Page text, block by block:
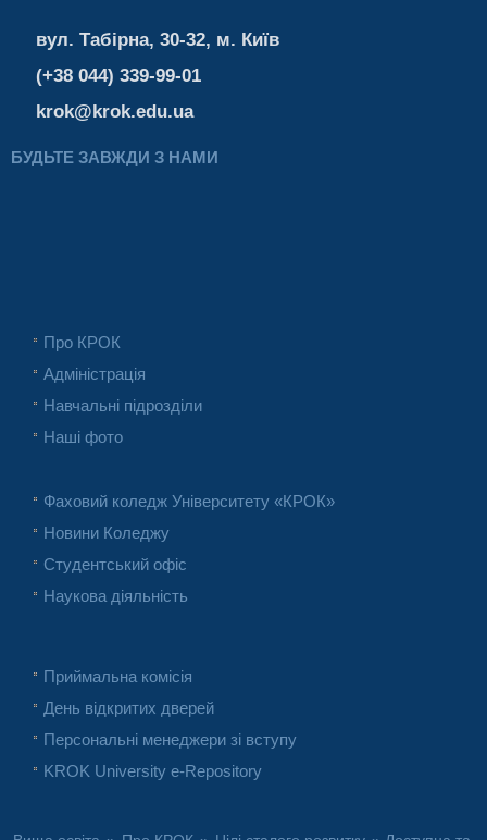
вул. Табірна, 30-32, м. Київ
(+38 044) 339-99-01
krok@krok.edu.ua
БУДЬТЕ ЗАВЖДИ З НАМИ
Про КРОК
Адміністрація
Навчальні підрозділи
Наші фото
Фаховий коледж Університету «КРОК»
Новини Коледжу
Студентський офіс
Наукова діяльність
Приймальна комісія
День відкритих дверей
Персональні менеджери зі вступу
KROK University e-Repository